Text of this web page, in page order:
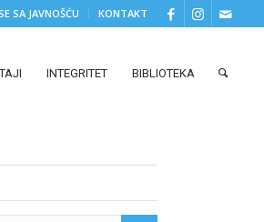
SA JAVNOŠĆU KONTAKT
INTEGRITET BIBLIOTEKA